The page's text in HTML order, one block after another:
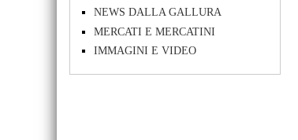
NEWS DALLA GALLURA
MERCATI E MERCATINI
IMMAGINI E VIDEO